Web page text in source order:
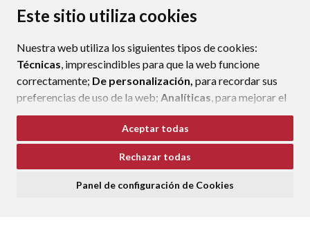
Este sitio utiliza cookies
Nuestra web utiliza los siguientes tipos de cookies:
Técnicas, imprescindibles para que la web funcione
correctamente; De personalización, para recordar sus
preferencias de uso de la web; Analíticas, para mejorar el
funcionamiento de la web y sus servicios.
Si acepta pulsando el botón“Aceptar todas”
consideramos que acepta su uso. Si pulsa el botón
ninguna acción, se guardarán las cookies técnicas
Aceptar todas
Rechazar todas
Panel de configuración de Cookies
PROTECCIÓN DE DATOS
POLÍTICA DE COOKIES